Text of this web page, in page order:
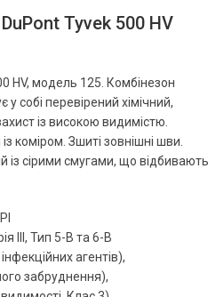
Tyvek 500 HV
HV, модель 125. Комбінезон
собі перевірений хімічний,
із високою видимістю.
коміром. Зшиті зовнішні шви.
сірими смугами, що відбивають
III, Тип 5-B та 6-B
агентів),
забруднення),